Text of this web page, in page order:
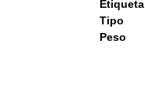
Etiqueta
Tipo
Peso